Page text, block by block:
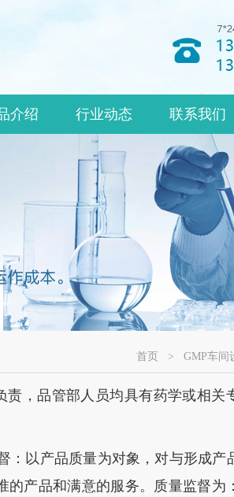
介绍 行业动态 联系我们
首页 > GMP车间
，品管部人员均具有药学或相关
：以产品质量为对象，对与形成产
产品和满意的服务。质量监督为